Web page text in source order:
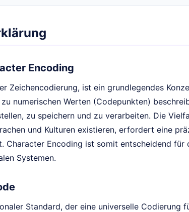
Encoding
Zeichencodierung, ist ein grundlegendes
numerischen Werten (Codepunkten)
zu speichern und zu verarbeiten. Die
und Kulturen existieren, erfordert eine
Character Encoding ist somit entscheidend
Systemen.
Standard, der eine universelle Codierung